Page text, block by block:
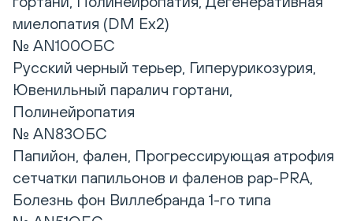
миелопатия (DM Ex2)
№ AN100ОБС
Русский черный терьер, Гиперурикозурия,
Ювенильный паралич гортани,
Полинейропатия
№ AN83ОБС
Папийон, фален, Прогрессирующая атрофия
сетчатки папильонов и фаленов pap-PRA,
Болезнь фон Виллебранда 1-го типа